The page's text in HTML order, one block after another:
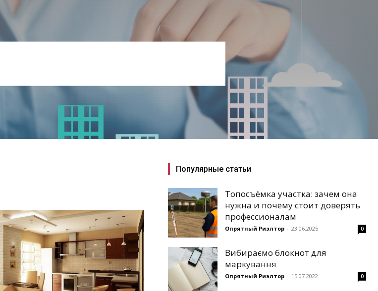
Популярные статьи
Топосъёмка участка: зачем она
нужна и почему стоит доверять
профессионалам
Опрятный Риэлтор - 23.06.2025 0
Вибираємо блокнот для
маркування
Опрятный Риэлтор - 15.07.2022 0